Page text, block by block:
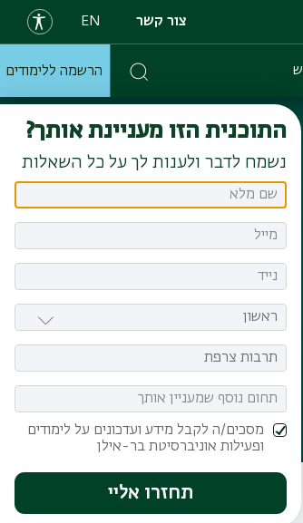
צור קשר EN
הרשמה ללימודים
התוכנית הזו מעניינת אותך?
נשמח לדבר ולענות לך על כל השאלות
מסכים/ה לקבל מידע ועדכונים על לימודים
ופעילות אוניברסיטת בר-אילן